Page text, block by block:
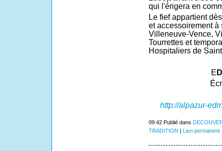
qui l'érigera en
Le fief appartient
et accessoirement à
Villeneuve-Vence,
Tourrettes et
Hospitaliers de
E
http://alpazur-
09:42 Publié dans
TRADITION | Lien permanent